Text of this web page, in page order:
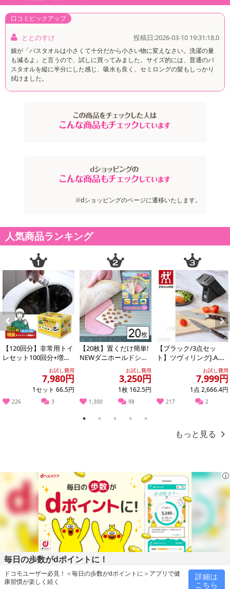
本商品は沖縄・離島へのお届けはできませんので、ご了承くださ
い。
ロングパイルで織り上げているので毛羽落ちが少なく、手触りが良
くて吸水生が高いフェイスタオルです。
＜サイズ＞
34×120cm
口コミピックアップ
ととのすけ 投稿日:2026-03-10 19:31:18.0
娘が「バスタオルは小さくて十分だから小さい物に変えなさい。洗濯の量
も減るよ」と言うので、試しに買ってみました。サイズ的には、普通のバ
スタオルを縦に半分にした感じ、吸水も良く、セミロングの髪もしっかり
拭けました。
※dショッピングのページに遷移いたします。
人気商品ランキング
Previous
【120回分】非常用トイ
レセット100回分+増量2
お試し費用
7,980円
1セット 66.5円
226 3
【20枚】置くだけ簡単!
NEWダニホールドシー
お試し費用
3,250円
1枚 162.5円
1,300 98
【ブラック/3点セッ
ト】ツヴィリングJ.A.ヘ
ンケルス/ツヴィリング
お試し費用
7,999円
1点 2,666.4円
217 2
Next
1 2 3 4 5
もっと見る
毎日の歩数がdポイントに！
ドコモユーザー必見！＜毎日の歩数がdポイントに＞アプリで健
康習慣が楽しく続く
詳細は
こちら